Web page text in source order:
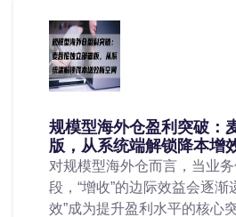
规模型海外仓盈利突破：
版，从系统端解锁降本增
对规模型海外仓而言，当业
段，“增收”的边际效益会逐渐
效”成为提升盈利水平的核心